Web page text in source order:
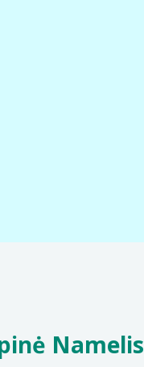
Namelis